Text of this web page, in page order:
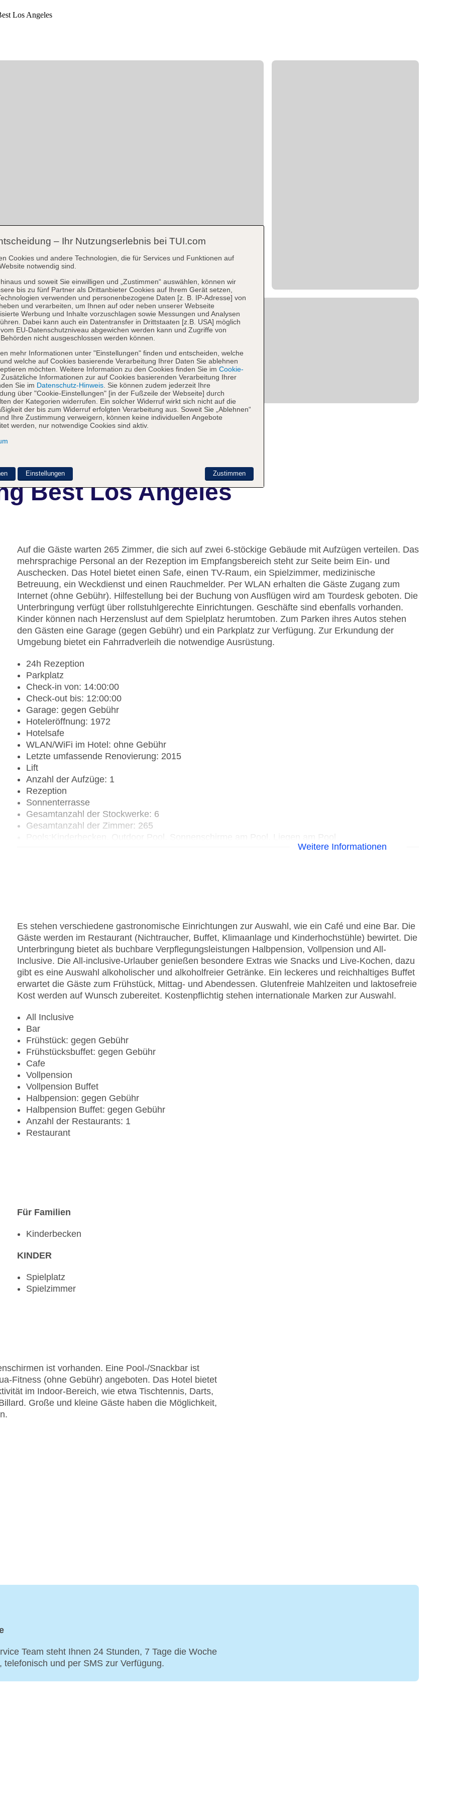
Best Los Angeles
Auf die Gäste warten 265 Zimmer, die sich auf zwei 6-stöckige Gebäude mit Aufzügen verteilen. Das
mehrsprachige Personal an der Rezeption im Empfangsbereich steht zur Seite beim Ein- und
Auschecken. Das Hotel bietet einen Safe, einen TV-Raum, ein Spielzimmer, medizinische
Betreuung, ein Weckdienst und einen Rauchmelder. Per WLAN erhalten die Gäste Zugang zum
Internet (ohne Gebühr). Hilfestellung bei der Buchung von Ausflügen wird am Tourdesk geboten. Die
Unterbringung verfügt über rollstuhlgerechte Einrichtungen. Geschäfte sind ebenfalls vorhanden.
Kinder können nach Herzenslust auf dem Spielplatz herumtoben. Zum Parken ihres Autos stehen
den Gästen eine Garage (gegen Gebühr) und ein Parkplatz zur Verfügung. Zur Erkundung der
Umgebung bietet ein Fahrradverleih die notwendige Ausrüstung.
24h Rezeption
Parkplatz
Check-in von: 14:00:00
Check-out bis: 12:00:00
Garage: gegen Gebühr
Hoteleröffnung: 1972
Hotelsafe
WLAN/WiFi im Hotel: ohne Gebühr
Letzte umfassende Renovierung: 2015
Lift
Anzahl der Aufzüge: 1
Rezeption
Sonnenterrasse
Gesamtanzahl der Stockwerke: 6
Gesamtanzahl der Zimmer: 265
Weitere Informationen
Es stehen verschiedene gastronomische Einrichtungen zur Auswahl, wie ein Café und eine Bar. Die
Gäste werden im Restaurant (Nichtraucher, Buffet, Klimaanlage und Kinderhochstühle) bewirtet. Die
Unterbringung bietet als buchbare Verpflegungsleistungen Halbpension, Vollpension und All-
Inclusive. Die All-inclusive-Urlauber genießen besondere Extras wie Snacks und Live-Kochen, dazu
gibt es eine Auswahl alkoholischer und alkoholfreier Getränke. Ein leckeres und reichhaltiges Buffet
erwartet die Gäste zum Frühstück, Mittag- und Abendessen. Glutenfreie Mahlzeiten und laktosefreie
Kost werden auf Wunsch zubereitet. Kostenpflichtig stehen internationale Marken zur Auswahl.
All Inclusive
Bar
Frühstück: gegen Gebühr
Frühstücksbuffet: gegen Gebühr
Cafe
Vollpension
Vollpension Buffet
Halbpension: gegen Gebühr
Halbpension Buffet: gegen Gebühr
Anzahl der Restaurants: 1
Restaurant
Für Familien
Kinderbecken
KINDER
Spielplatz
Spielzimmer
ist vorhanden. Eine Pool-/Snackbar ist
Fitness (ohne Gebühr) angeboten. Das Hotel bietet
im Indoor-Bereich, wie etwa Tischtennis, Darts,
Große und kleine Gäste haben die Möglichkeit,
Team steht Ihnen 24 Stunden, 7 Tage die Woche
und per SMS zur Verfügung.
– Ihr Nutzungserlebnis bei TUI.com
Cookies und andere Technologien, die für Services und Funktionen auf
notwendig sind.
und soweit Sie einwilligen und „Zustimmen“ auswählen, können wir
bis zu fünf Partner als Drittanbieter Cookies auf Ihrem Gerät setzen,
verwenden und personenbezogene Daten [z. B. IP-Adresse] von
und verarbeiten, um Ihnen auf oder neben unserer Webseite
Werbung und Inhalte vorzuschlagen sowie Messungen und Analysen
Dabei kann auch ein Datentransfer in Drittstaaten [z.B. USA] möglich
EU-Datenschutzniveau abgewichen werden kann und Zugriffe von
nicht ausgeschlossen werden können.
mehr Informationen unter "Einstellungen" finden und entscheiden, welche
welche auf Cookies basierende Verarbeitung Ihrer Daten Sie ablehnen
möchten. Weitere Information zu den Cookies finden Sie im Cookie-
. Zusätzliche Informationen zur auf Cookies basierenden Verarbeitung Ihrer
Sie im Datenschutz-Hinweis . Sie können zudem jederzeit Ihre
über "Cookie-Einstellungen" [in der Fußzeile der Webseite] durch
der Kategorien widerrufen. Ein solcher Widerruf wirkt sich nicht auf die
der bis zum Widerruf erfolgten Verarbeitung aus. Soweit Sie „Ablehnen“
Ihre Zustimmung verweigern, können keine individuellen Angebote
werden, nur notwendige Cookies sind aktiv.
Zustimmen
Einstellungen